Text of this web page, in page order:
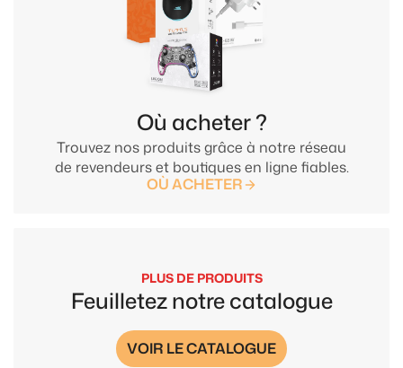
Trouvez nos produits grâce à notre réseau
de revendeurs et boutiques en ligne fiables.
Où acheter ?
OÙ ACHETER
PLUS DE PRODUITS
Feuilletez notre catalogue
VOIR LE CATALOGUE